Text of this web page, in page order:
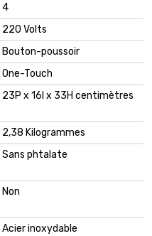
4
220 Volts
Bouton-poussoir
One-Touch
23P x 16l x 33H centimètres
2,38 Kilogrammes
Sans phtalate
Non
Acier inoxydable